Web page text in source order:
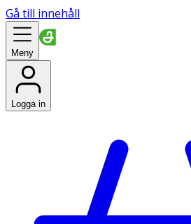
Gå till innehåll
Meny
Logga in